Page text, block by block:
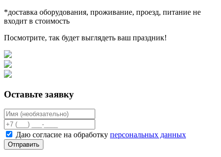
*доставка оборудования, проживание, проезд, питание не
входит в стоимость
Посмотрите, так будет выглядеть ваш праздник!
Оставьте заявку
Даю согласие на обработку персональных данных
Отправить